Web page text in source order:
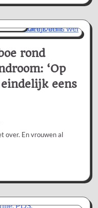
rond
‘Op
eens
over. En vrouwen al